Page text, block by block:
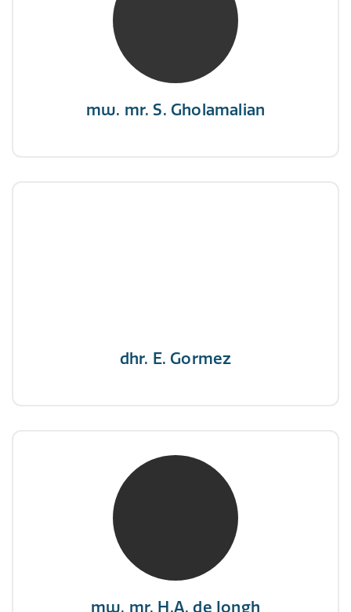
mw. mr. S. Gholamalian
“Als je de richting van de wind niet kunt
veranderen, verander dan de stand van je
dhr. E. Gormez
mw. mr. H.A. de Jongh
mw. mr. H.A. de Jongh
NIVRE Register-Expert
"There is no elevator to succes, you need to